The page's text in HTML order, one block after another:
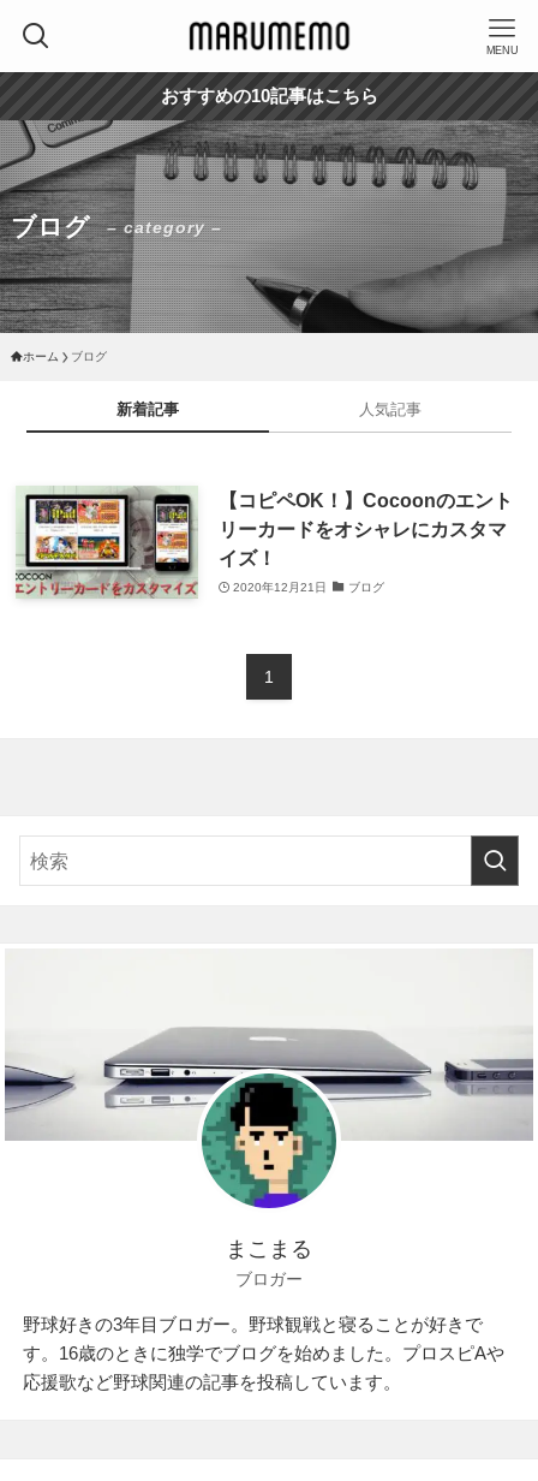
MENU
おすすめの10記事はこちら
ブログ – category –
ホーム ブログ
新着記事 人気記事
【コピペOK！】Cocoonのエント
リーカードをオシャレにカスタマ
イズ！
2020年12月21日 ブログ
1
まこまる
ブロガー
野球好きの3年目ブロガー。野球観戦と寝ることが好きで
す。16歳のときに独学でブログを始めました。プロスピAや
応援歌など野球関連の記事を投稿しています。